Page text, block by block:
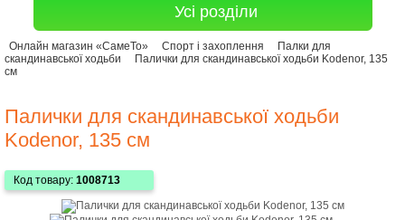
Усі розділи
Онлайн магазин «СамеТо» Спорт і захоплення
Палки для
скандинавської ходьби
Палички для скандинавської ходьби Kodenor, 135
см
Палички для скандинавської ходьби
Kodenor, 135 см
Код товару: 1008713